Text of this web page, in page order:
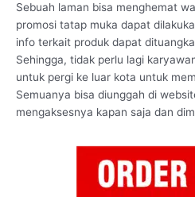
Sebuah laman bisa menghemat
promosi tatap muka dapat
info terkait produk dapat
Sehingga, tidak perlu lagi
untuk pergi ke luar kota untuk
Semuanya bisa diunggah di
mengaksesnya kapan saja dan